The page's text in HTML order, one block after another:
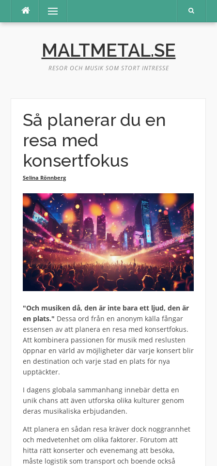
innehåll
Meny
MALTMETAL.SE
RESOR OCH MUSIK SOM STORT INTRESSE
Så planerar du en
resa med
konsertfokus
Selina Rönnberg
"Och musiken då, den är inte bara ett ljud, den är
en plats." Dessa ord från en anonym källa fångar
essensen av att planera en resa med konsertfokus.
Att kombinera passionen för musik med reslusten
öppnar en värld av möjligheter där varje konsert blir
en destination och varje stad en plats för nya
upptäckter.
I dagens globala sammanhang innebär detta en
unik chans att även utforska olika kulturer genom
deras musikaliska erbjudanden.
Att planera en sådan resa kräver dock noggrannhet
och medvetenhet om olika faktorer. Förutom att
hitta rätt konserter och evenemang att besöka,
måste logistik som transport och boende också